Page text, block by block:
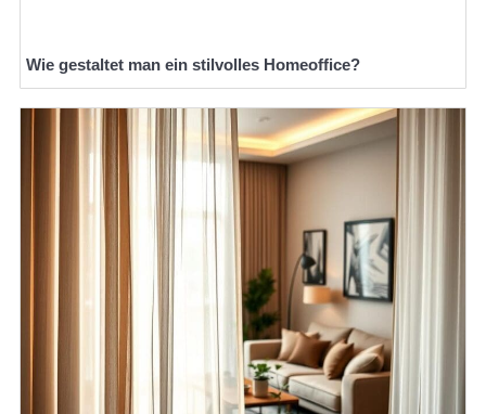
Wie gestaltet man ein stilvolles Homeoffice?